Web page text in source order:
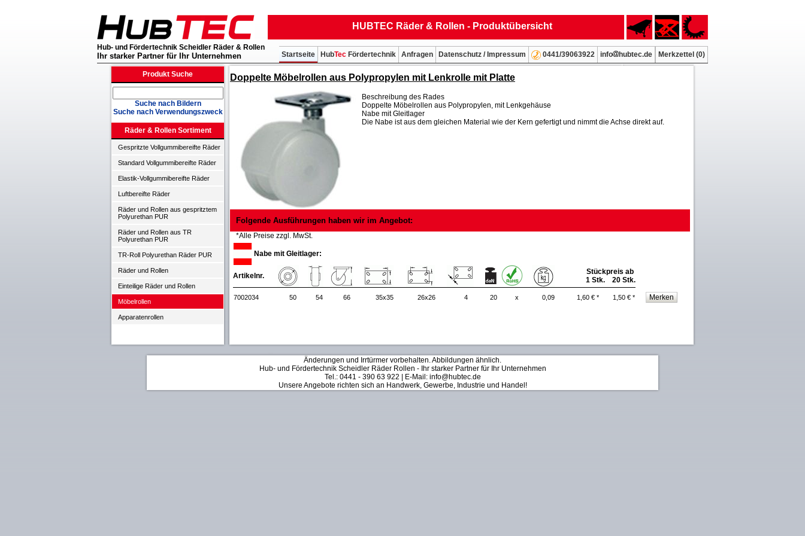
HUBTEC Räder & Rollen - Produktübersicht
Hub- und Fördertechnik Scheidler Räder & Rollen
Ihr starker Partner für Ihr Unternehmen Merkzettel (0)
info hubtec.de
0441/39063922
Datenschutz / Impressum
Anfragen
HubTec Fördertechnik
Startseite
Produkt Suche
Suche nach Bildern
Suche nach Verwendungszweck
Räder & Rollen Sortiment
Gespritzte Vollgummibereifte Räder
Standard Vollgummibereifte Räder
Elastik-Vollgummibereifte Räder
Luftbereifte Räder
Räder und Rollen aus gespritztem
Polyurethan PUR
Räder und Rollen aus TR
Polyurethan PUR
TR-Roll Polyurethan Räder PUR
Räder und Rollen
Einteilige Räder und Rollen
Möbelrollen
Apparatenrollen
Doppelte Möbelrollen aus Polypropylen mit Lenkrolle mit Platte
Beschreibung des Rades
Doppelte Möbelrollen aus Polypropylen, mit Lenkgehäuse
Nabe mit Gleitlager
Die Nabe ist aus dem gleichen Material wie der Kern gefertigt und nimmt die Achse direkt auf.
Folgende Ausführungen haben wir im Angebot:
*Alle Preise zzgl. MwSt.
Nabe mit Gleitlager:
Artikelnr.
Stückpreis ab
1 Stk. 20 Stk.
7002034 50 54 66 35x35 26x26 4 20 x 0,09 1,60 € * 1,50 € *
Änderungen und Irrtürmer vorbehalten. Abbildungen ähnlich.
Hub- und Fördertechnik Scheidler Räder Rollen - Ihr starker Partner für Ihr Unternehmen
Tel.: 0441 - 390 63 922 | E-Mail: info@hubtec.de
Unsere Angebote richten sich an Handwerk, Gewerbe, Industrie und Handel!